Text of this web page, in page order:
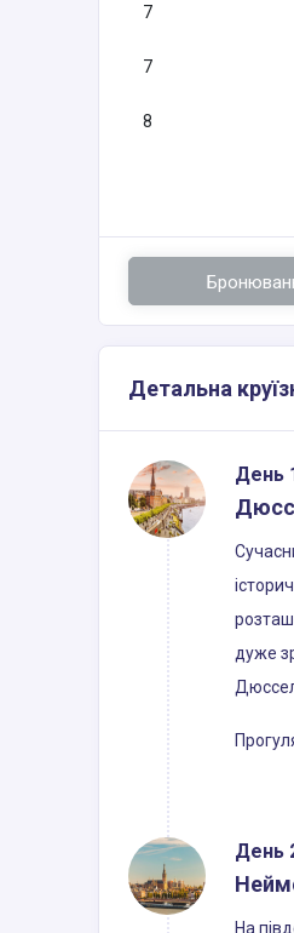
7
7
8
Детальна
День
дуже
День
На